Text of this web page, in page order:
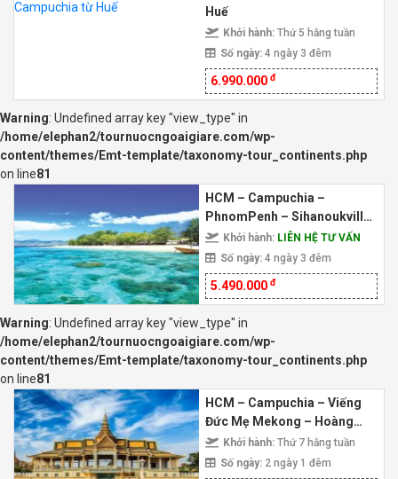
Huế
Khởi hành: Thứ 5 hằng tuần
Số ngày: 4 ngày 3 đêm
6.990.000 đ
Warning: Undefined array key "view_type" in
/home/elephan2/tournuocngoaigiare.com/wp-
content/themes/Emt-template/taxonomy-tour_continents.php
on line81
HCM – Campuchia –
PhnomPenh – Sihanoukville
– Thiên đường cao nguyên
Bokor
Khởi hành: LIÊN HỆ TƯ VẤN
Số ngày: 4 ngày 3 đêm
5.490.000 đ
Warning: Undefined array key "view_type" in
/home/elephan2/tournuocngoaigiare.com/wp-
content/themes/Emt-template/taxonomy-tour_continents.php
on line81
HCM – Campuchia – Viếng
Đức Mẹ Mekong – Hoàng
Cung của nhà vua – mua sắm
tại Thủ Đô Phnompenh
Khởi hành: Thứ 7 hằng tuần
Số ngày: 2 ngày 1 đêm